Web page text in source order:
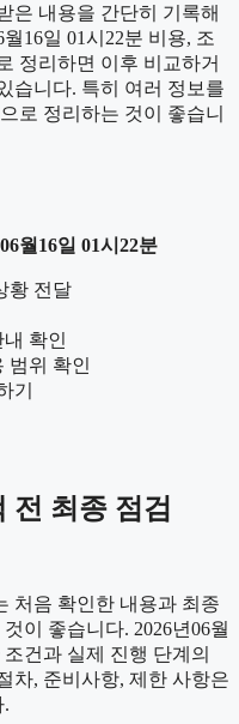
은 내용을 간단히 기록해
16일 01시22분 비용, 조
정리하면 이후 비교하거
습니다. 특히 여러 정보를
로 정리하는 것이 좋습니
월16일 01시22분
황 전달
확인
범위 확인
기
전 최종 점검
처음 확인한 내용과 최종
이 좋습니다. 2026년06월
건과 실제 진행 단계의
차, 준비사항, 제한 사항은
.